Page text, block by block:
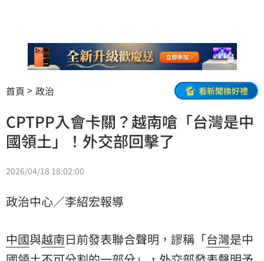
首頁 政治 看新聞換好禮
CPTPP入會卡關？越南嗆「台灣是中
國領土」！外交部回擊了
2026/04/18 18:02:00
政治中心／李紹宏報導
中國與越南日前發表聯合聲明，謬稱「台灣是中